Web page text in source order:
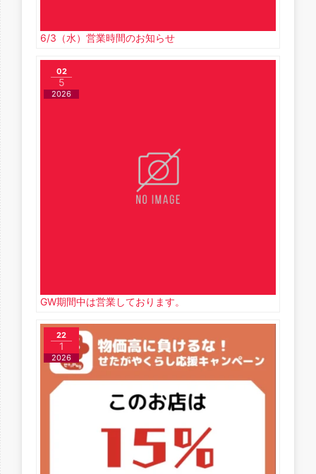
6/3（水）営業時間のお知らせ
GW期間中は営業しております。
02
5
2026
22
1
2026